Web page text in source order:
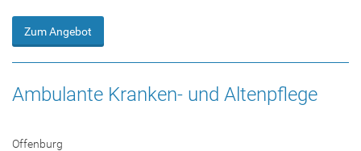
Zum Angebot
Ambulante Kranken- und Altenpflege
Offenburg